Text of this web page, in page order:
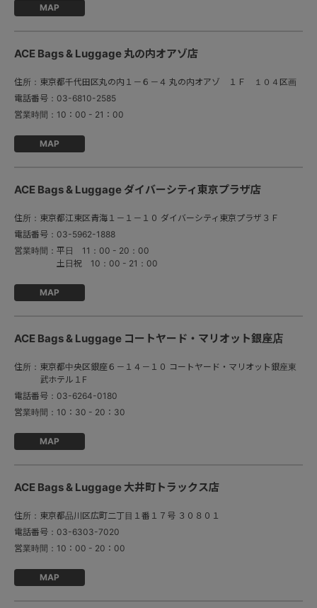
MAP
ACE Bags & Luggage 丸の内オアゾ店
住所： 東京都千代田区丸の内１－６－４ 丸の内オアゾ １Ｆ １０４区画
電話番号： 03-6810-2585
営業時間： 10：00 - 21：00
MAP
ACE Bags & Luggage ダイバーシティ東京プラザ店
住所： 東京都江東区青海１－１－１０ ダイバーシティ東京プラザ３Ｆ
電話番号： 03-5962-1888
営業時間： 平日　11：00 - 20：00
土日祝　10：00 - 21：00
MAP
ACE Bags & Luggage コートヤード・マリオット銀座店
住所： 東京都中央区銀座６－１４－１０ コートヤード・マリオット銀座東
武ホテル１F
電話番号： 03-6264-0180
営業時間： 10：30 - 20：30
MAP
ACE Bags & Luggage 大井町トラックス店
住所： 東京都品川区広町二丁目１番１７号 ３０８０１
電話番号： 03-6303-7020
営業時間： 10：00 - 20：00
MAP